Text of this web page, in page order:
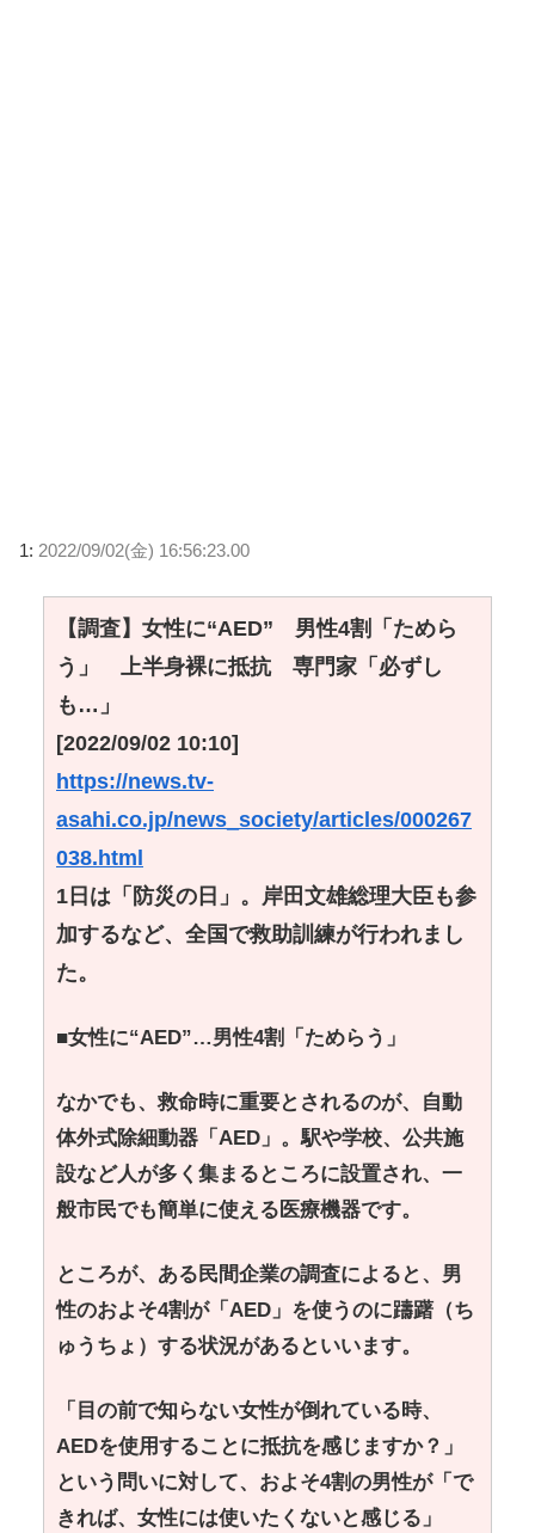
1: 2022/09/02(金) 16:56:23.00
【調査】女性に“AED” 男性4割「ためら
う」 上半身裸に抵抗 専門家「必ずし
も…」
[2022/09/02 10:10]
https://news.tv-
asahi.co.jp/news_society/articles/000267
038.html
1日は「防災の日」。岸田文雄総理大臣も参
加するなど、全国で救助訓練が行われまし
た。
■女性に“AED”…男性4割「ためらう」
なかでも、救命時に重要とされるのが、自動
体外式除細動器「AED」。駅や学校、公共施
設など人が多く集まるところに設置され、一
般市民でも簡単に使える医療機器です。
ところが、ある民間企業の調査によると、男
性のおよそ4割が「AED」を使うのに躊躇（ち
ゅうちょ）する状況があるといいます。
「目の前で知らない女性が倒れている時、
AEDを使用することに抵抗を感じますか？」
という問いに対して、およそ4割の男性が「で
きれば、女性には使いたくないと感じる」